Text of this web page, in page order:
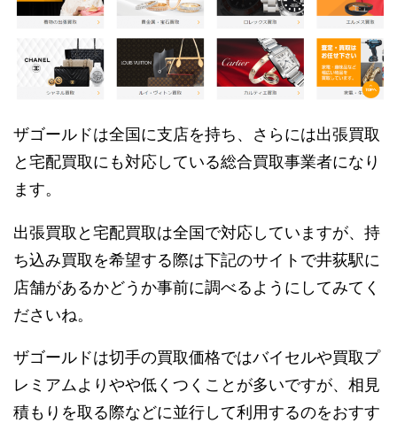
ザゴールドは全国に支店を持ち、さらには出張買取
と宅配買取にも対応している総合買取事業者になり
ます。
出張買取と宅配買取は全国で対応していますが、持
ち込み買取を希望する際は下記のサイトで井荻駅に
店舗があるかどうか事前に調べるようにしてみてく
ださいね。
ザゴールドは切手の買取価格ではバイセルや買取プ
レミアムよりやや低くつくことが多いですが、相見
積もりを取る際などに並行して利用するのをおすす